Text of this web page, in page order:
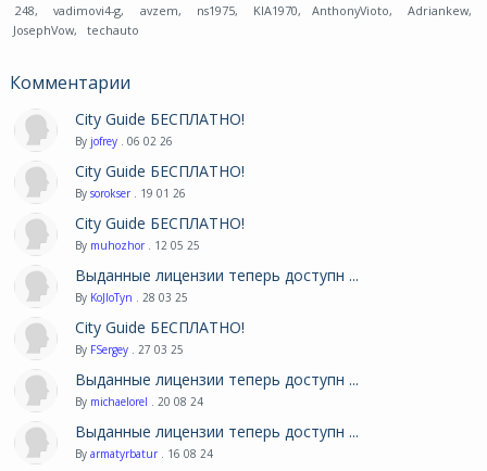
248, vadimovi4-g, avzem, ns1975, KIA1970, AnthonyVioto, Adriankew,
JosephVow, techauto
Комментарии
City Guide БЕСПЛАТНО!
By jofrey . 06 02 26
City Guide БЕСПЛАТНО!
By sorokser . 19 01 26
City Guide БЕСПЛАТНО!
By muhozhor . 12 05 25
Выданные лицензии теперь доступн ...
By KoJIoTyn . 28 03 25
City Guide БЕСПЛАТНО!
By FSergey . 27 03 25
Выданные лицензии теперь доступн ...
By michaelorel . 20 08 24
Выданные лицензии теперь доступн ...
By armatyrbatur . 16 08 24